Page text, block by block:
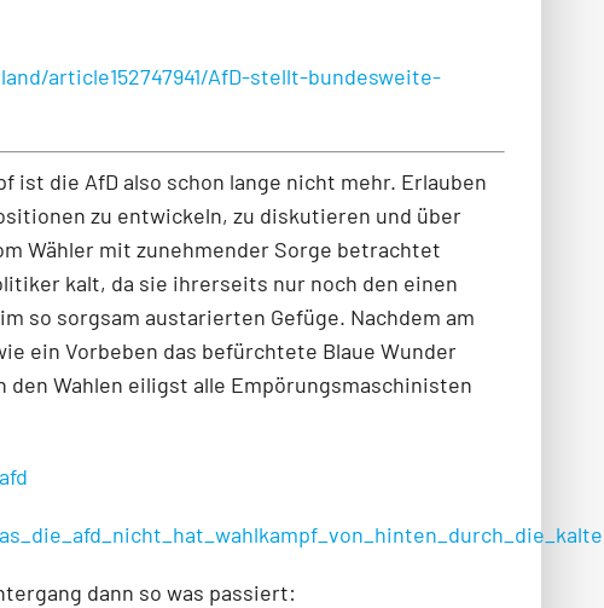
article152747941/AfD-stellt-bundesweite-
ist die AfD also schon lange nicht mehr. Erlauben
zu entwickeln, zu diskutieren und über
Wähler mit zunehmender Sorge betrachtet
kalt, da sie ihrerseits nur noch den einen
so sorgsam austarierten Gefüge. Nachdem am
ein Vorbeben das befürchtete Blaue Wunder
Wahlen eiligst alle Empörungsmaschinisten
dann so was passiert: